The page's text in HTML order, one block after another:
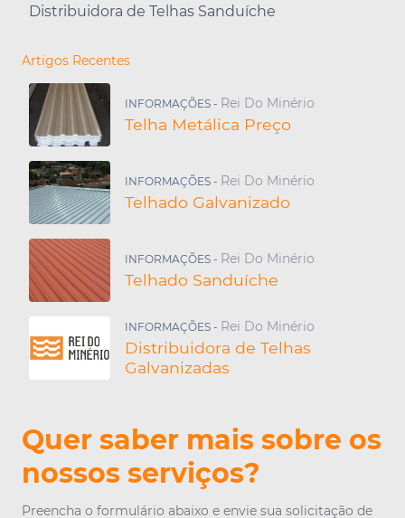
Distribuidora de Telhas Sanduíche
Artigos Recentes
INFORMAÇÕES - Rei Do Minério
Telha Metálica Preço
INFORMAÇÕES - Rei Do Minério
Telhado Galvanizado
INFORMAÇÕES - Rei Do Minério
Telhado Sanduíche
INFORMAÇÕES - Rei Do Minério
Distribuidora de Telhas
Galvanizadas
Quer saber mais sobre os
nossos serviços?
Preencha o formulário abaixo e envie sua solicitação de